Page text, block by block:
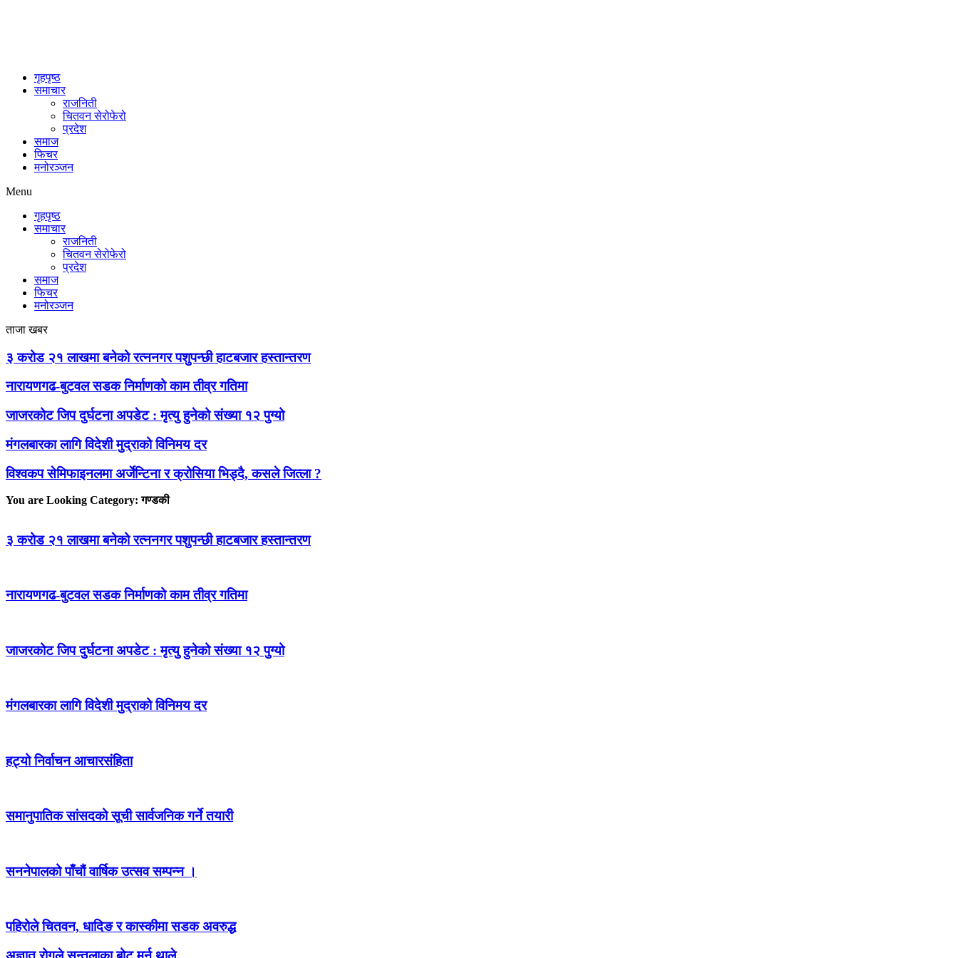
गृहपृष्ठ
समाचार
राजनिती
चितवन सेरोफेरो
प्रदेश
समाज
फिचर
मनोरञ्जन
Menu
गृहपृष्ठ
समाचार
राजनिती
चितवन सेरोफेरो
प्रदेश
समाज
फिचर
मनोरञ्जन
ताजा खबर
३ करोड २१ लाखमा बनेको रत्ननगर पशुपन्छी हाटबजार हस्तान्तरण
नारायणगढ-बुटवल सडक निर्माणको काम तीव्र गतिमा
जाजरकोट जिप दुर्घटना अपडेट : मृत्यु हुनेको संख्या १२ पुग्यो
मंगलबारका लागि विदेशी मुद्राको विनिमय दर
विश्वकप सेमिफाइनलमा अर्जेन्टिना र क्रोसिया भिड्दै, कसले जित्ला ?
You are Looking Category: गण्डकी
३ करोड २१ लाखमा बनेको रत्ननगर पशुपन्छी हाटबजार हस्तान्तरण
नारायणगढ-बुटवल सडक निर्माणको काम तीव्र गतिमा
जाजरकोट जिप दुर्घटना अपडेट : मृत्यु हुनेको संख्या १२ पुग्यो
मंगलबारका लागि विदेशी मुद्राको विनिमय दर
हट्यो निर्वाचन आचारसंहिता
समानुपातिक सांसदको सूची सार्वजनिक गर्ने तयारी
सननेपालको पाँचौं वार्षिक उत्सव सम्पन्न ।
पहिरोले चितवन, धादिङ र कास्कीमा सडक अवरुद्ध